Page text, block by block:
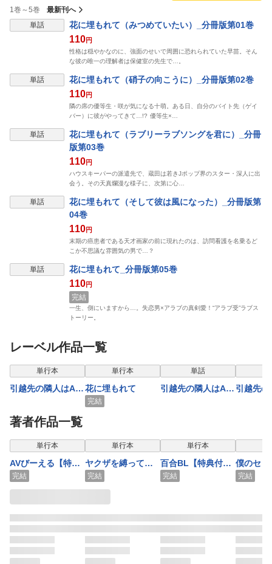
1巻～5巻 最新刊へ
表示制限中
単話 花に埋もれて（みつめていたい）_分冊版第01巻
110円
性格は穏やかなのに、強面のせいで周囲に恐れられていた早苗。そん
な彼の唯一の理解者は保健室の先生で…。
表示制限中
単話 花に埋もれて（硝子の向こうに）_分冊版第02巻
110円
隣の席の優等生・咲が気になる十萌。ある日、自分のバイト先（ゲイ
バー）に彼がやってきて…!? 優等生×…
表示制限中
単話
花に埋もれて（ラブリーラブソングを君に）_分冊
版第03巻
110円
ハウスキーパーの派遣先で、蔵田は若きJポップ界のスター・深人に出
会う。その天真爛漫な様子に、次第に心…
表示制限中
単話
花に埋もれて（そして彼は風になった）_分冊版第
04巻
110円
末期の癌患者である天才画家の前に現れたのは、訪問看護を名乗るど
こか不思議な雰囲気の男で…？
表示制限中
単話 花に埋もれて_分冊版第05巻
110円
完結
一生、側にいますから…。失恋男×アラブの真剣愛！“アラブ受”ラブス
トーリー。
レーベル作品一覧
表示制限中
単行本
引越先の隣人はAV
限定漫画付き】
表示制限中
単行本
花に埋もれて
完結
表示制限中
単話
引越先の隣人はAV
表示
引越先の
著者作品一覧
表示制限中
単行本
AVびーえる【特典
付き】
完結
表示制限中
単行本
ヤクザを縛ってい
いですか？【特典
付き】
完結
表示制限中
単行本
百合BL【特典付
き】
完結
表示
僕のセッ
ァージ
完結